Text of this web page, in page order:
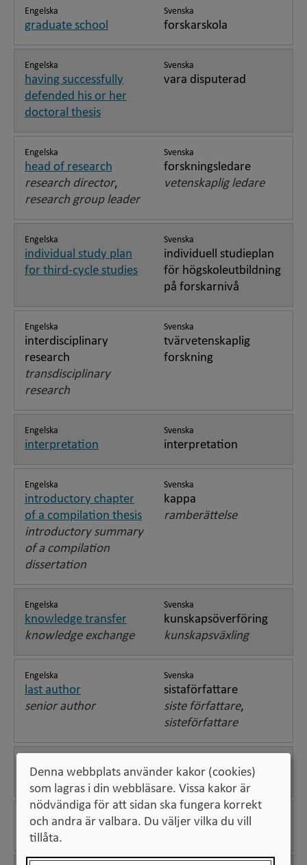
Engelska
graduate school
Svenska
forskarskola
Engelska
having successfully
defended his or her
doctoral thesis
Svenska
vara disputerad
Engelska
head of research
research director,
research group leader
Svenska
forskningsledare
vetenskaplig ledare
Engelska
individual study plan
for third-cycle studies
Svenska
individuell studieplan
för högskoleutbildning
på forskarnivå
Engelska
interdisciplinary
research
transdisciplinary
research
Svenska
tvärvetenskaplig
forskning
Engelska
interpretation
Svenska
interpretation
Engelska
introductory chapter
of a compilation thesis
introductory summary
of a compilation
dissertation
Svenska
kappa
ramberättelse
Engelska
knowledge transfer
knowledge exchange
Svenska
kunskapsöverföring
kunskapsväxling
Engelska
last author
senior author
Svenska
sistaförfattare
siste författare,
sisteförfattare
legal deposit copy pliktexemplar
Engelska
licentiate
Svenska
Denna webbplats använder kakor (cookies)
som lagras i din webbläsare. Vissa kakor är
nödvändiga för att sidan ska fungera korrekt
och andra är valbara. Du väljer vilka du vill
tillåta.